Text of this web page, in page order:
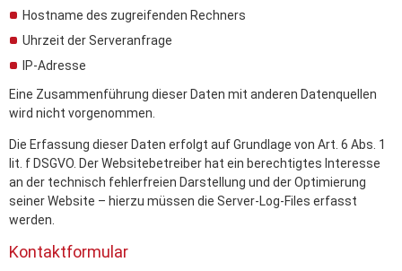
Hostname des zugreifenden Rechners
Uhrzeit der Serveranfrage
IP-Adresse
Eine Zusammenführung dieser Daten mit anderen Datenquellen
wird nicht vorgenommen.
Die Erfassung dieser Daten erfolgt auf Grundlage von Art. 6 Abs. 1
lit. f DSGVO. Der Websitebetreiber hat ein berechtigtes Interesse
an der technisch fehlerfreien Darstellung und der Optimierung
seiner Website – hierzu müssen die Server-Log-Files erfasst
werden.
Kontaktformular